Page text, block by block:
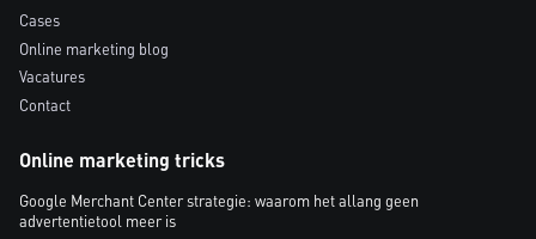
Cases
Online marketing blog
Vacatures
Contact
Online marketing tricks
Google Merchant Center strategie: waarom het allang geen
advertentietool meer is